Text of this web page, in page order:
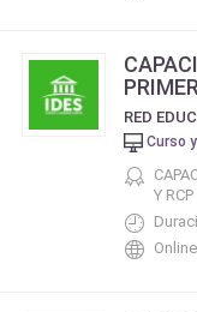
Curso
Y RCP
Online